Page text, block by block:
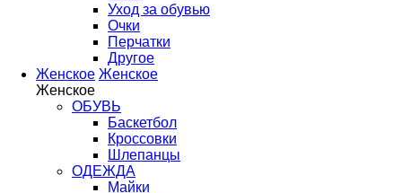
Уход за обувью
Очки
Перчатки
Другое
Женское Женское
Женское
ОБУВЬ
Баскетбол
Кроссовки
Шлепанцы
ОДЕЖДА
Майки